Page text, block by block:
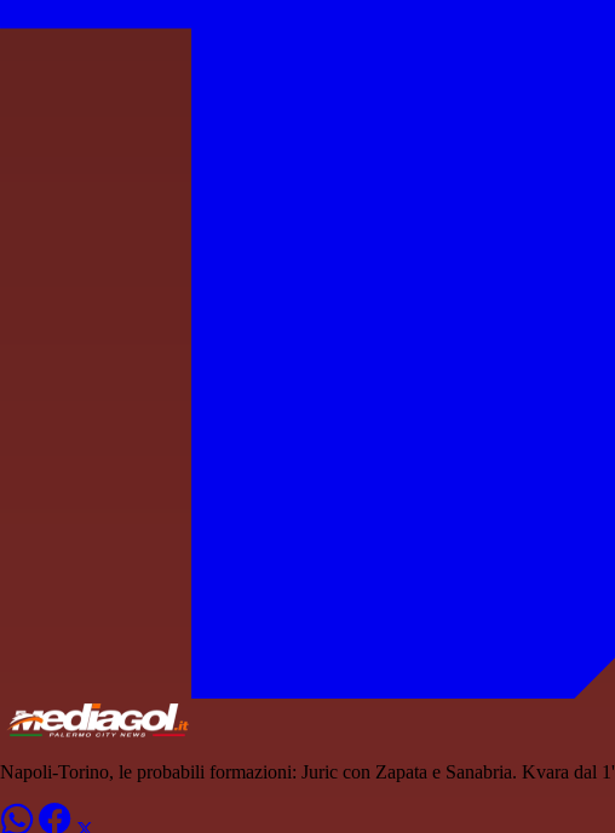
Napoli-Torino, le probabili formazioni: Juric con Zapata e Sanabria. Kvara dal 1'